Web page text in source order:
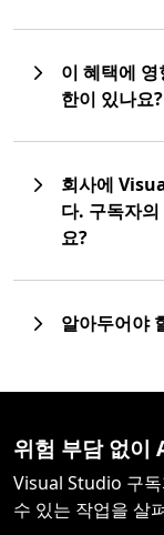
이 혜택에
한이 있나요?
회사에
다. 구독자
요?
알아두어야
위험 부담 없이
Visual Studio 구
수 있는 작업을 살